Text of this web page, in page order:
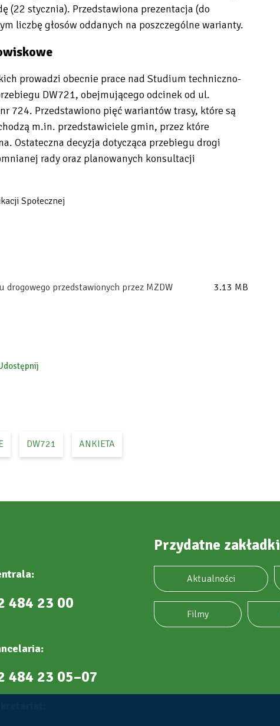
(22 stycznia). Przedstawiona prezentacja (do
liczbę głosów oddanych na poszczególne warianty.
prowadzi obecnie prace nad Studium techniczno-
DW721, obejmującego odcinek od ul.
724. Przedstawiono pięć wariantów trasy, które są
m.in. przedstawiciele gmin, przez które
Ostateczna decyzja dotycząca przebiegu drogi
rady oraz planowanych konsultacji
Społecznej
przedstawionych przez MZDW 3.13 MB
DW721 ANKIETA
484 23 00
484 23 05–07
Przydatne zakładki
Aktualności
Filmy